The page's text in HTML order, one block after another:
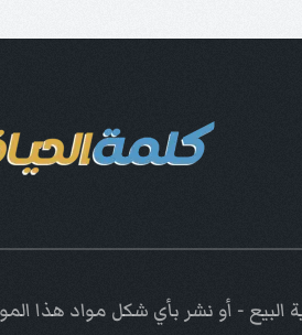
- أو نشر بأي شكل مواد هذا